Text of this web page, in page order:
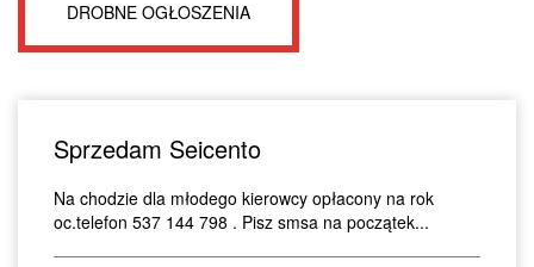
DROBNE OGŁOSZENIA
Sprzedam Seicento
Na chodzie dla młodego kierowcy opłacony na rok
oc.telefon 537 144 798 . Pisz smsa na początek...